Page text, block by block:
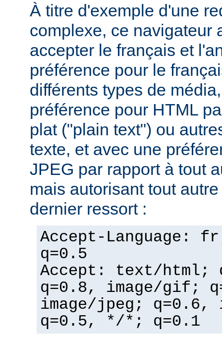
À titre d'exemple d'une
complexe, ce navigateur
accepter le français et
préférence pour le
différents types de
préférence pour HTML
plat ("plain text") ou
texte, et avec une
JPEG par rapport à tout
mais autorisant tout
dernier ressort :
Accept-Language:
q=0.5
Accept: text/html;
q=0.8, image/gif;
image/jpeg; q=0.6,
q=0.5, */*; q=0.1